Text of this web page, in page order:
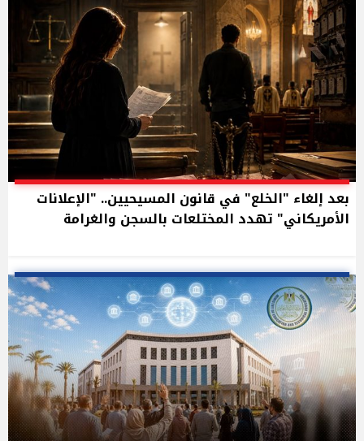
بعد إلغاء "الخلع" في قانون المسيحيين.. "الإعلانات
الأمريكاني" تهدد المختلعات بالسجن والغرامة